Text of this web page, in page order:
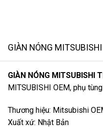
GIÀN NÓNG
GIÀN NÓNG MITSUBISHI
MITSUBISHI OEM, phụ
Thương hiệu: Mitsubishi
Xuất xứ: Nhật Bản